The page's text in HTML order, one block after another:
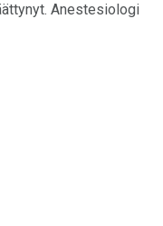
Anestesiologi